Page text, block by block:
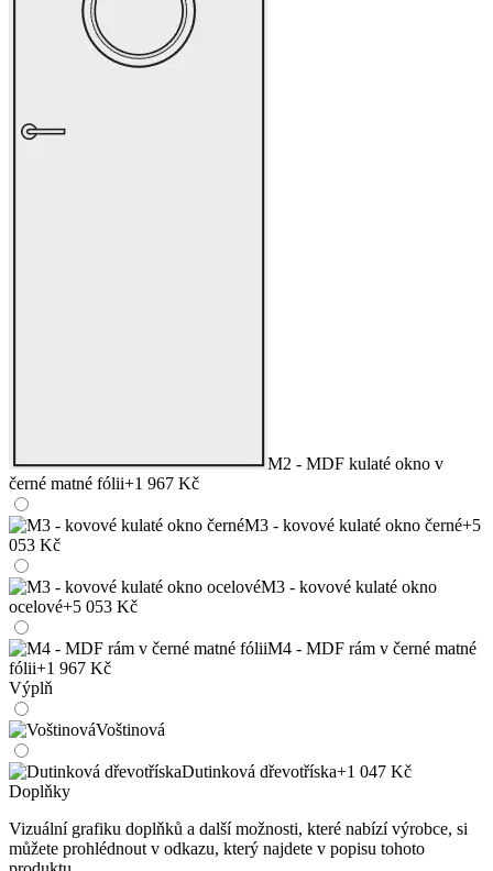
M2 - MDF kulaté okno v
černé matné fólii+1 967 Kč
M3 - kovové kulaté okno černé+5
053 Kč
M3 - kovové kulaté okno
ocelové+5 053 Kč
M4 - MDF rám v černé matné
fólii+1 967 Kč
Výplň
Voštinová
Dutinková dřevotříska+1 047 Kč
Doplňky
Vizuální grafiku doplňků a další možnosti, které nabízí výrobce, si
můžete prohlédnout v odkazu, který najdete v popisu tohoto